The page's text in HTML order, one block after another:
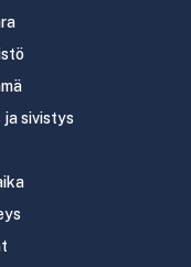
ja sivistys